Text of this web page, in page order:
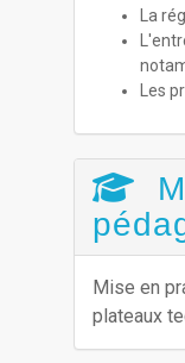
La
Les
Mise en
plateaux